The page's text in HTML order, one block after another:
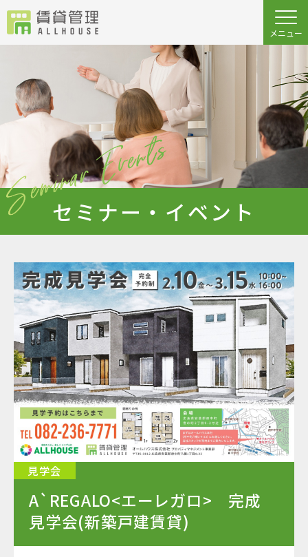
セミナー・イベント
見学会
A`REGALO<エーレガロ> 完成
見学会(新築戸建賃貸)